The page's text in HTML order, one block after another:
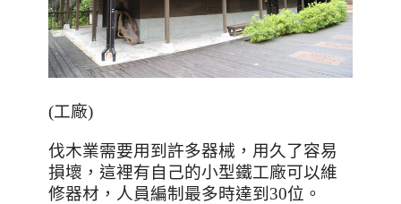
(工廠)
伐木業需要用到許多器械，用久了容易
損壞，這裡有自己的小型鐵工廠可以維
修器材，人員編制最多時達到30位。